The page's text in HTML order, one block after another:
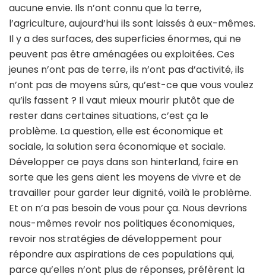
aucune envie. Ils n’ont connu que la terre,
l’agriculture, aujourd’hui ils sont laissés à eux-mêmes.
Il y a des surfaces, des superficies énormes, qui ne
peuvent pas être aménagées ou exploitées. Ces
jeunes n’ont pas de terre, ils n’ont pas d’activité, ils
n’ont pas de moyens sûrs, qu’est-ce que vous voulez
qu’ils fassent ? Il vaut mieux mourir plutôt que de
rester dans certaines situations, c’est ça le
problème. La question, elle est économique et
sociale, la solution sera économique et sociale.
Développer ce pays dans son hinterland, faire en
sorte que les gens aient les moyens de vivre et de
travailler pour garder leur dignité, voilà le problème.
Et on n’a pas besoin de vous pour ça. Nous devrions
nous-mêmes revoir nos politiques économiques,
revoir nos stratégies de développement pour
répondre aux aspirations de ces populations qui,
parce qu’elles n’ont plus de réponses, préfèrent la